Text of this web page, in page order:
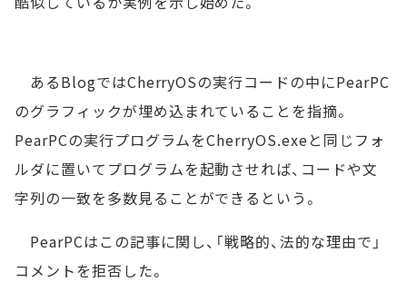
あるBlogではCherryOSの実行コードの中にPearPC
のグラフィックが埋め込まれていることを指摘。
PearPCの実行プログラムをCherryOS.exeと同じフォ
ルダに置いてプログラムを起動させれば、コードや文
字列の一致を多数見ることができるという。
PearPCはこの記事に関し、「戦略的、法的な理由で」
コメントを拒否した。